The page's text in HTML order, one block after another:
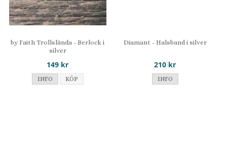
by Faith Trollslända - Berlock i
silver
149 kr
INFO KÖP
Diamant - Halsband i silver
210 kr
INFO